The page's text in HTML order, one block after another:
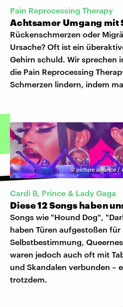
Pain Reprocessing Therapy
Achtsamer Umgang mit
Rückenschmerzen oder
Ursache? Oft ist ein
Gehirn schuld. Wir sprechen
die Pain Reprocessing
Schmerzen lindern, indem
©picture alliance /
Cardi B, Prince & Lady Gaga
Diese 12 Songs haben
Songs wie "Hound Dog",
haben Türen aufgestoßen für
Selbstbestimmung,
waren jedoch auch oft mit
und Skandalen verbunden –
trotzdem.